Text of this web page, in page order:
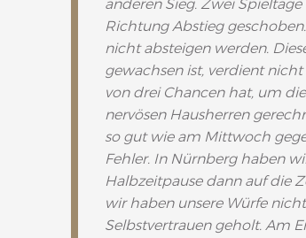
anderen Sieg. Zwei
Richtung Abstieg
nicht absteigen werden.
gewachsen ist, verdient
von drei Chancen hat, um
nervösen Hausherren
so gut wie am Mittwoch
Fehler. In Nürnberg haben
Halbzeitpause dann auf die
wir haben unsere Würfe
Selbstvertrauen geholt. Am